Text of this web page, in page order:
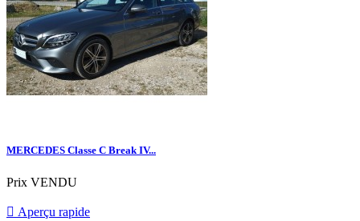
MERCEDES Classe C Break IV...
Prix VENDU
 Aperçu rapide